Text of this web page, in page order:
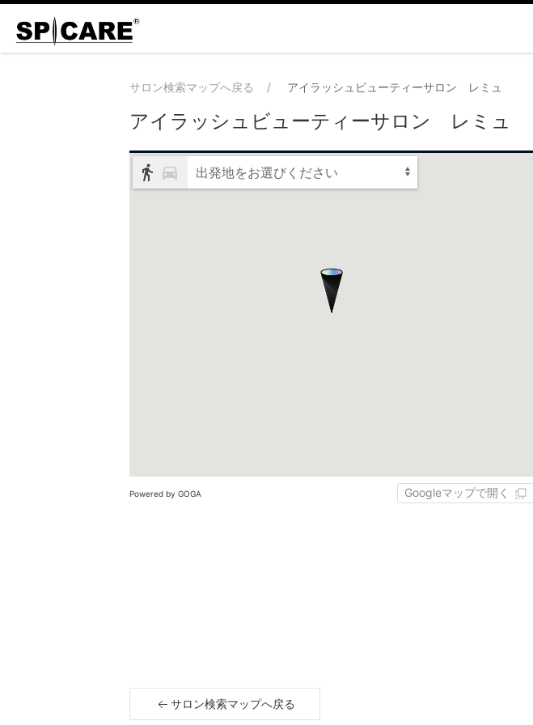
サロン検索マップへ戻る アイラッシュビューティーサロン レミュ
アイラッシュビューティーサロン レミュ
出発地をお選びください
Powered by GOGA Googleマップで開く
サロン検索マップへ戻る